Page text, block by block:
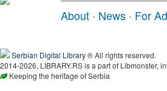
About · News · For
Serbian Digital Library® All rights reserved.
2014-2026, LIBRARY.RS is a part of Libmonster,
Keeping the heritage of Serbia